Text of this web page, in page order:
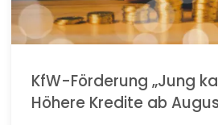
KfW-Förderung „Jung
Höhere Kredite ab